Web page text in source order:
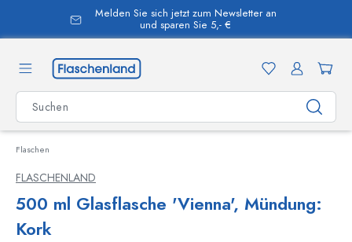
springen
Melden Sie sich jetzt zum Newsletter an
und sparen Sie 5,- €
Flaschen
FLASCHENLAND
500 ml Glasflasche 'Vienna', Mündung:
Kork